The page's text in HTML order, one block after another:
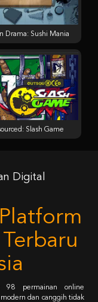
Slash Game
Drama: Sushi Mania
Digital
98 permainan online
dan canggih tidak